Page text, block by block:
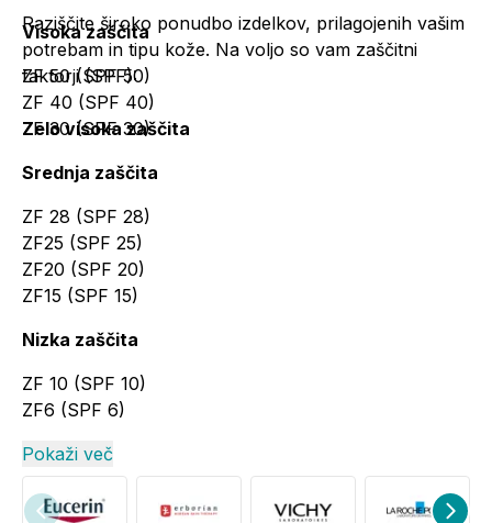
Raziščite široko ponudbo izdelkov, prilagojenih vašim
potrebam in tipu kože. Na voljo so vam zaščitni
faktorji (SPF):
Zelo visoka zaščita
Visoka zaščita
ZF 50 (SPF 50)
ZF 40 (SPF 40)
ZF 30 (SPF 30)
Srednja zaščita
ZF 28 (SPF 28)
ZF25 (SPF 25)
ZF20 (SPF 20)
ZF15 (SPF 15)
Nizka zaščita
ZF 10 (SPF 10)
ZF6 (SPF 6)
Pokaži več